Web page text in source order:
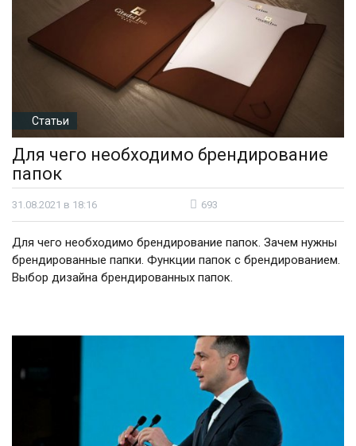
Статьи
Для чего необходимо брендирование
папок
31.08.2021 в 18:16 693
Для чего необходимо брендирование папок. Зачем нужны
брендированные папки. Функции папок с брендированием.
Выбор дизайна брендированных папок.